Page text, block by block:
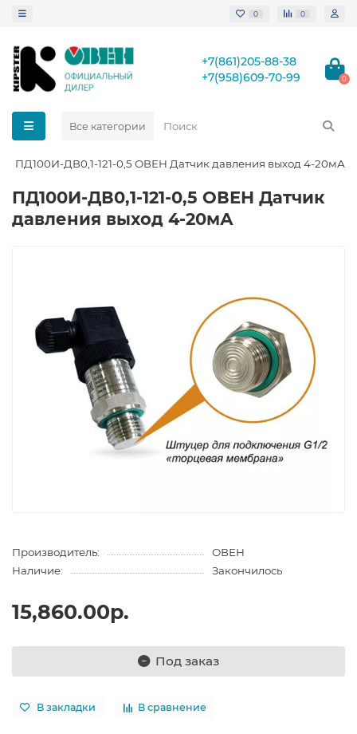
0 0
+7(861)205-88-38
+7(958)609-70-99
0
Все категории
ПД100И-ДВ0,1-121-0,5 ОВЕН Датчик давления выход 4-20мА
ПД100И-ДВ0,1-121-0,5 ОВЕН Датчик
давления выход 4-20мА
Производитель:
ОВЕН
Наличие:
Закончилось
15,860.00р.
Под заказ
В закладки В сравнение